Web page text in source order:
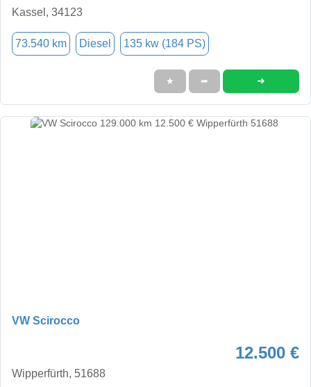
Kassel, 34123
73.540 km Diesel 135 kw (184 PS)
★ ➦ ➜
VW Scirocco
12.500 €
Wipperfürth, 51688